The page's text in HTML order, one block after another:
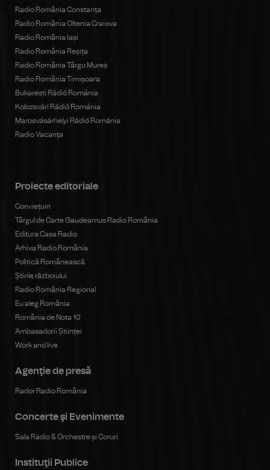
Radio România Constanța
Radio România Oltenia Craiova
Radio România Iași
Radio România Reșița
Radio România Târgu Mureș
Radio România Timișoara
Bukaresti Rádió Románia
Kolozsvári Rádió Románia
Marosvásárhelyi Rádió Románia
Radio Vacanța
Proiecte editoriale
Conviețuiri
Târgul de Carte Gaudeamus Radio România
Editura Casa Radio
Arhiva Radio România
Politică Românească
Știrile războiului
Radio România Regional
Eu aleg România
România de Nota 10
Ambasadorii Științei
Work and live
Agenţie de presă
Rador Radio România
Concerte şi Evenimente
Sala Radio & Orchestre și Coruri
Instituţii Publice